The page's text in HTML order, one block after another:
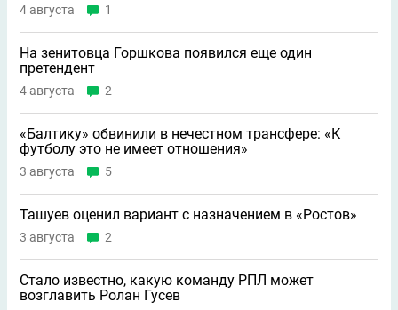
4 августа 1
На зенитовца Горшкова появился еще один
претендент
4 августа 2
«Балтику» обвинили в нечестном трансфере: «К
футболу это не имеет отношения»
3 августа 5
Ташуев оценил вариант с назначением в «Ростов»
3 августа 2
Стало известно, какую команду РПЛ может
возглавить Ролан Гусев